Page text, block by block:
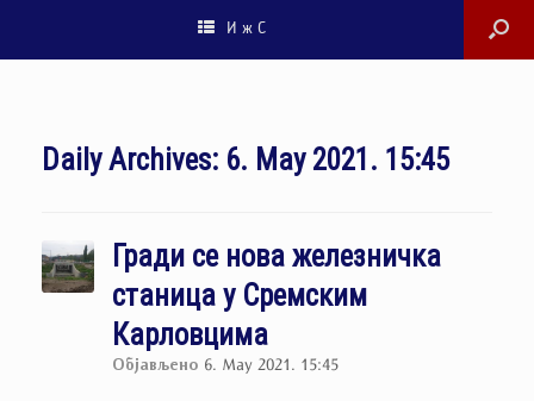
И ж С
Daily Archives: 6. May 2021. 15:45
Гради се нова железничка
станица у Сремским
Карловцима
Објављено 6. May 2021. 15:45